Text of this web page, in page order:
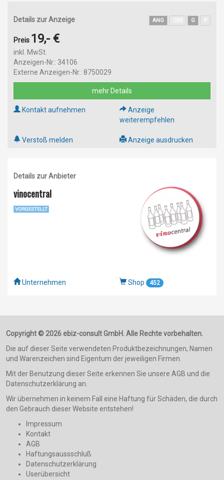
Details zur Anzeige ANG G
Preis 19,- €
inkl. MwSt.
Anzeigen-Nr.: 34106
Externe Anzeigen-Nr.: 8750029
mehr Details
Kontakt aufnehmen
Anzeige
weiterempfehlen
Verstoß melden Anzeige ausdrucken
Details zur Anbieter
vinocentral
Unternehmen Shop 452
Copyright © 2026 ebiz-consult GmbH. Alle Rechte vorbehalten.
Die auf dieser Seite verwendeten Produktbezeichnungen, Namen
und Warenzeichen sind Eigentum der jeweiligen Firmen.
Mit der Benutzung dieser Seite erkennen Sie unsere AGB und die
Datenschutzerklärung an.
Wir übernehmen in keinem Fall eine Haftung für Schäden, die durch
den Gebrauch dieser Website entstehen!
Impressum
Kontakt
AGB
Haftungsaussschluß
Datenschutzerklärung
Userübersicht